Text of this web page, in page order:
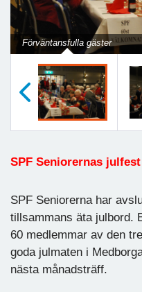
Förväntansfulla gäster
SPF Seniorernas julfest
SPF Seniorerna har
tillsammans äta julbord.
60 medlemmar av den
goda julmaten i
nästa månadsträff.